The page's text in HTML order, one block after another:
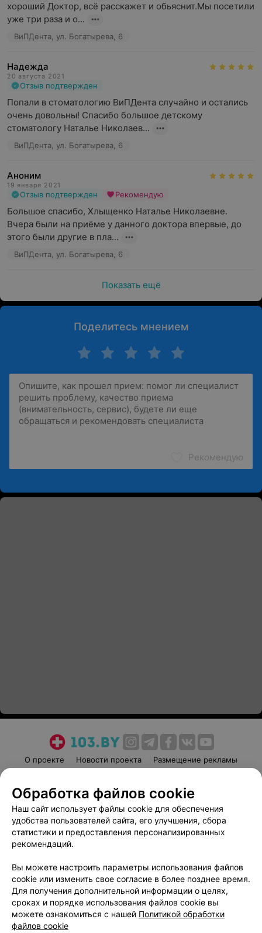
хороший Доктор, всё расскажет и обьяснит.Мы посетили
уже три раза и о...
ВиПДента, ул. Богатырева, 6
Надежда
20 августа 2021
Отзыв подтвержден
Попали в стоматологию ВиПДента случайно и остались
очень довольны! Спасибо большое детскому
стоматологу Наталье Николаев...
ВиПДента, ул. Богатырева, 6
Аноним
19 января 2021
Отзыв подтвержден Рекомендую
Большое спасибо, Хлыщенко Наталье Николаевне.
Вчера были на приёме у данного доктора впервые, до
этого были другие в пла...
ВиПДента, ул. Богатырева, 6
Показать ещё
Поделитесь мнением
Рекомендую
О проекте Новости проекта
Размещение рекламы
Пользовательское соглашение
Способы оплаты
Вакансии
Партнеры
Написать руководителю 103.by
Обработка персональных данных
Обработка файлов cookie
Наш сайт использует файлы cookie для обеспечения
удобства пользователей сайта, его улучшения, сбора
статистики и предоставления персонализированных
рекомендаций.
Вы можете настроить параметры использования файлов
cookie или изменить свое согласие в более позднее время.
Для получения дополнительной информации о целях,
сроках и порядке использования файлов cookie вы
можете ознакомиться с нашей Политикой обработки
файлов cookie